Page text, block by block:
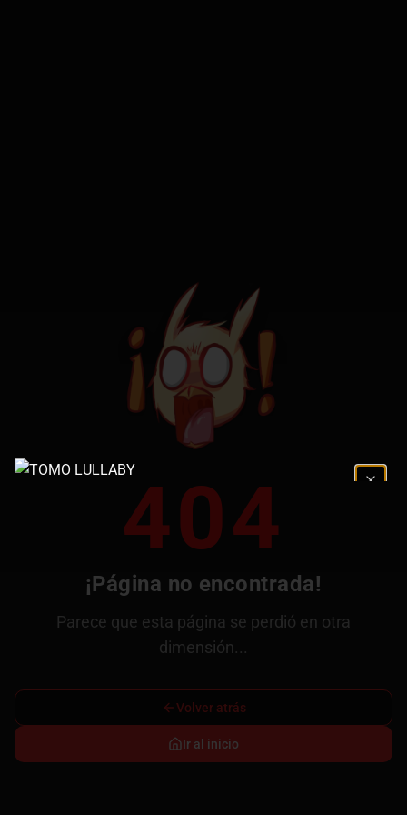
404
¡Página no encontrada!
Parece que esta página se perdió en otra
dimensión...
Volver atrás
Ir al inicio